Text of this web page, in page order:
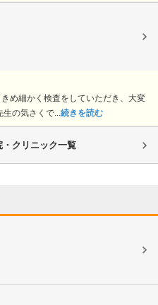
め細かく検査をしていただき、大変
生の気さくで...続きを読む
クリニック一覧